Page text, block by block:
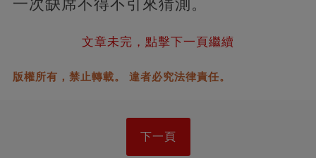
一次缺席不得不引來猜測。
文章未完，點擊下一頁繼續
版權所有，禁止轉載。 違者必究法律責任。
下一頁